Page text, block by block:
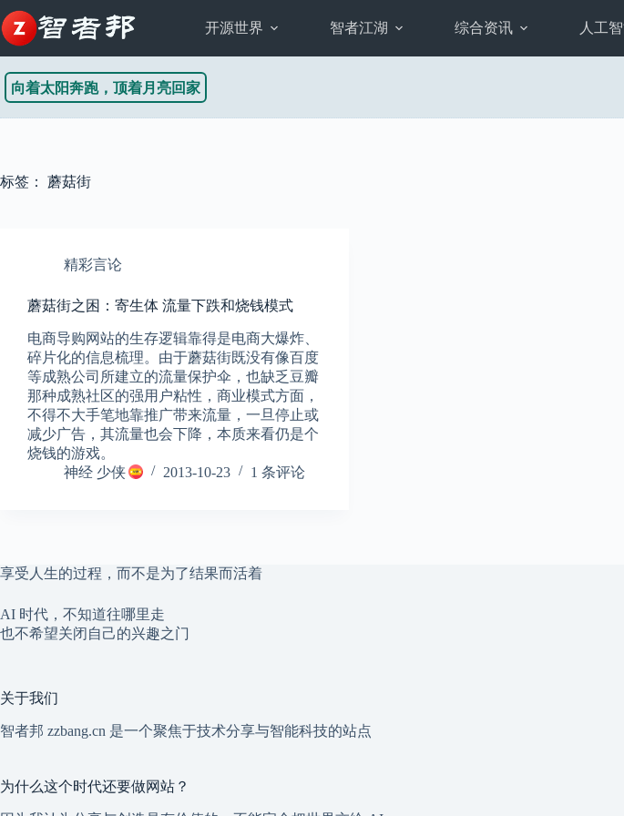
至
内
开源世界 智者江湖 综合资讯 人工
向着太阳奔跑，顶着月亮回家
标签： 蘑菇街
精彩言论
蘑菇街之困：寄生体 流量下跌和烧钱模式
电商导购网站的生存逻辑靠得是电商大爆炸、
碎片化的信息梳理。由于蘑菇街既没有像百度
等成熟公司所建立的流量保护伞，也缺乏豆瓣
那种成熟社区的强用户粘性，商业模式方面，
不得不大手笔地靠推广带来流量，一旦停止或
减少广告，其流量也会下降，本质来看仍是个
烧钱的游戏。
神经 少侠
2013-10-23 1 条评论
享受人生的过程，而不是为了结果而活着
AI 时代，不知道往哪里走
也不希望关闭自己的兴趣之门
关于我们
智者邦 zzbang.cn 是一个聚焦于技术分享与智能科技的站点
为什么这个时代还要做网站？